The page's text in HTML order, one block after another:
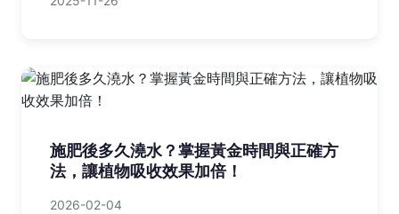
施肥後多久澆水？掌握黃金時間與正確方
法，讓植物吸收效果加倍！
2026-02-04